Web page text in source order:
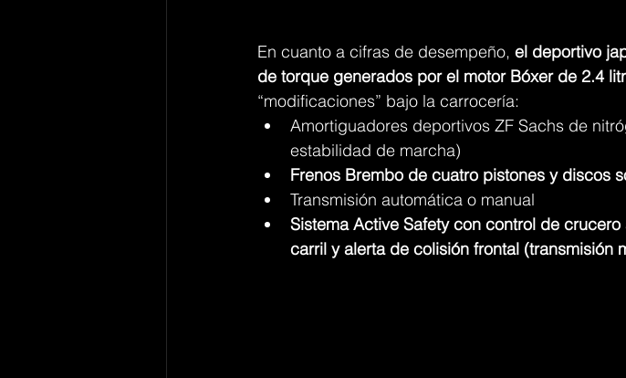
En cuanto a cifras de desempeño, el deportivo
de torque generados por el motor Bóxer de 2.4
“modificaciones” bajo la carrocería:
Amortiguadores deportivos ZF Sachs de
estabilidad de marcha)
Frenos Brembo de cuatro pistones y discos
Transmisión automática o manual
Sistema Active Safety con control de
carril y alerta de colisión frontal (transmisión